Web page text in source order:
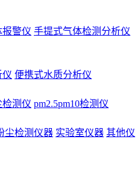
报警仪 手提式气体检测分析仪
仪 便携式水质分析仪
测仪 pm2.5pm10检测仪
尘检测仪器 实验室仪器 其他仪